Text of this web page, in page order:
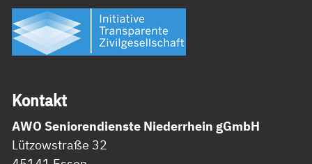
Kon­takt
AWO Seniorendienste Niederrhein gGmbH
Lützowstraße 32